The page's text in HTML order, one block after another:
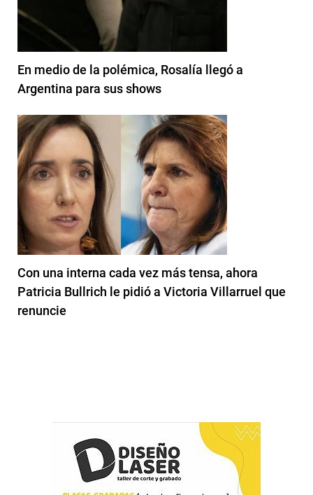
En medio de la polémica, Rosalía llegó a
Argentina para sus shows
Con una interna cada vez más tensa, ahora
Patricia Bullrich le pidió a Victoria Villarruel que
renuncie